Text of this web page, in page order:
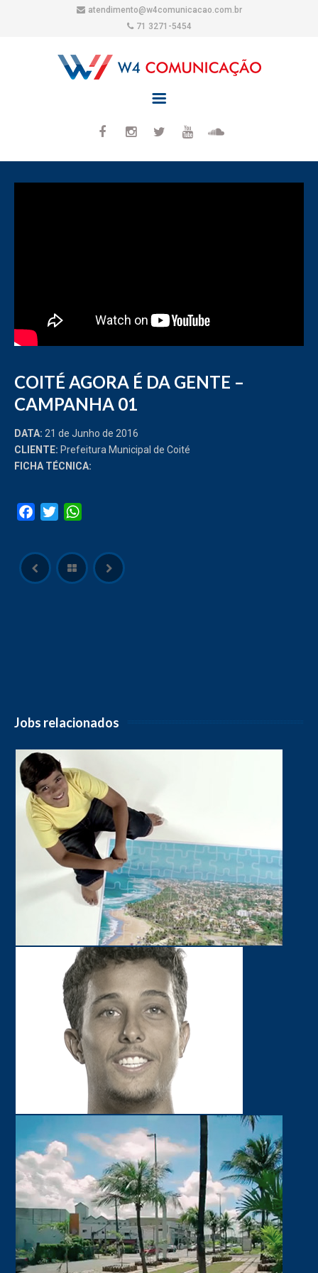
atendimento@w4comunicacao.com.br
71 3271-5454
COITÉ AGORA É DA GENTE –
CAMPANHA 01
DATA: 21 de Junho de 2016
CLIENTE: Prefeitura Municipal de Coité
FICHA TÉCNICA:
Facebook
Twitter
Jobs relacionados